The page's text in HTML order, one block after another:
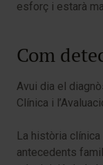
esforç i estarà
Com
Avui dia el
Clínica i
La història
antecedents